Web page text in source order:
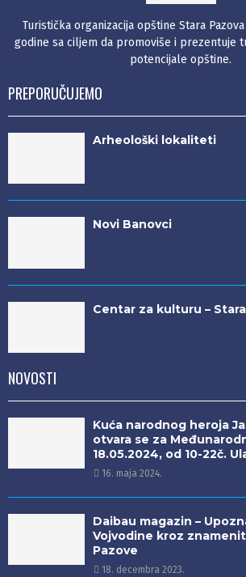
Turistička organizacija opštine Stara
godine sa ciljem da promoviše i prezentuje
potencijale opštine.
PREPORUČUJEMO
Arheološki lokaliteti
Novi Banovci
Centar za kulturu –
NOVOSTI
Kuća narodnog heroja
otvara se za
18.05.2024, od 10-22č.
16. maja 2024.
Daibau magazin –
Vojvodine kroz
Pazove
18. decembra 2023.